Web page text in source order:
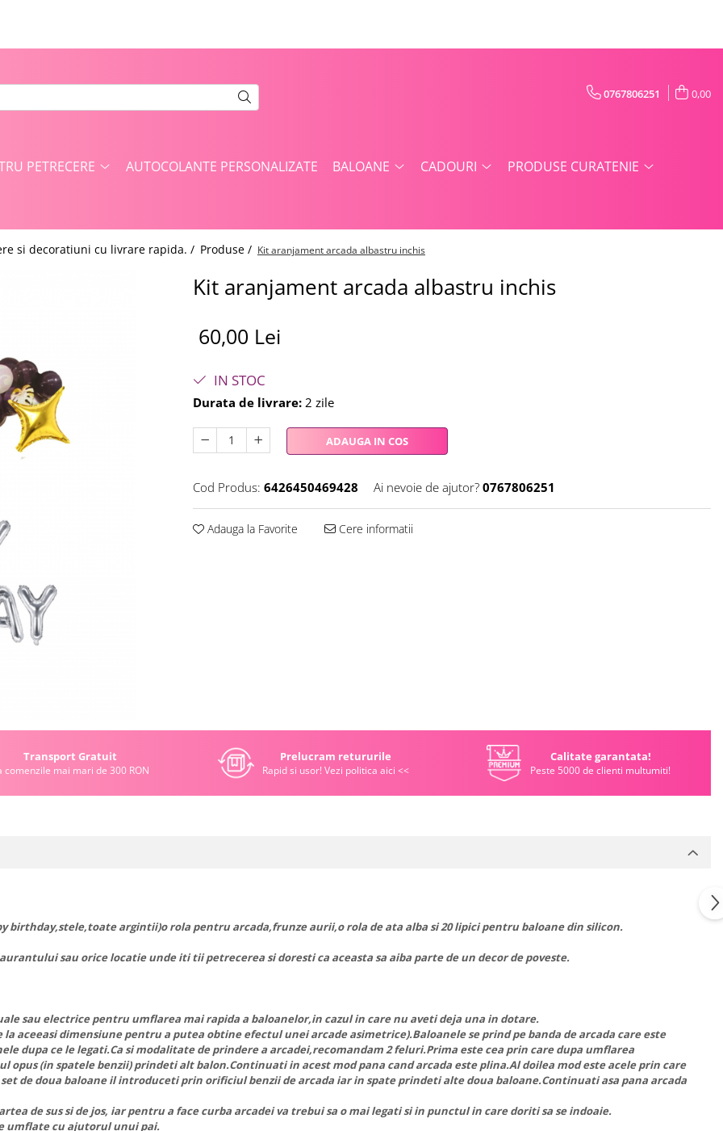
0767806251 0,00
PETRECERE AUTOCOLANTE PERSONALIZATE BALOANE CADOURI PRODUSE CURATENIE
si decoratiuni cu livrare rapida. / Produse / Kit aranjament arcada albastru inchis
Kit aranjament arcada albastru inchis
60,00 Lei
IN STOC
Durata de livrare: 2 zile
ADAUGA IN COS
Cod Produs: 6426450469428 Ai nevoie de ajutor? 0767806251
Adauga la Favorite Cere informatii
Transport Gratuit
comenzile mai mari de 300 RON
Prelucram retururile
Rapid si usor! Vezi politica aici <<
Calitate garantata!
Peste 5000 de clienti multumiti!
birthday,stele,toate argintii)o rola pentru arcada,frunze aurii,o rola de ata alba si 20 lipici pentru baloane din silicon.
sau orice locatie unde iti tii petrecerea si doresti ca aceasta sa aiba parte de un decor de poveste.
sau electrice pentru umflarea mai rapida a baloanelor,in cazul in care nu aveti deja una in dotare.
aceeasi dimensiune pentru a putea obtine efectul unei arcade asimetrice).Baloanele se prind pe banda de arcada care este
dupa ce le legati.Ca si modalitate de prindere a arcadei,recomandam 2 feluri.Prima este cea prin care dupa umflarea
(in spatele benzii) prindeti alt balon.Continuati in acest mod pana cand arcada este plina.Al doilea mod este acele prin care
de doua baloane il introduceti prin orificiul benzii de arcada iar in spate prindeti alte doua baloane.Continuati asa pana arcada
de sus si de jos, iar pentru a face curba arcadei va trebui sa o mai legati si in punctul in care doriti sa se indoaie.
umflate cu ajutorul unui pai.